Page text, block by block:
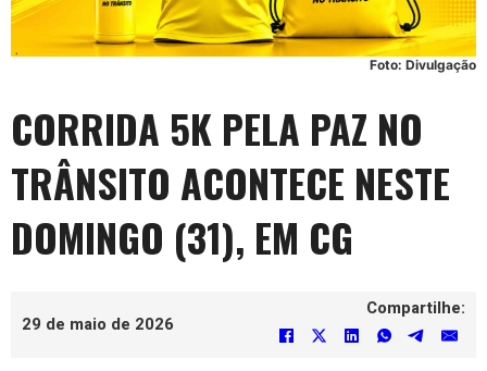
Foto: Divulgação
CORRIDA 5K PELA PAZ NO
TRÂNSITO ACONTECE NESTE
DOMINGO (31), EM CG
29 de maio de 2026
Compartilhe: